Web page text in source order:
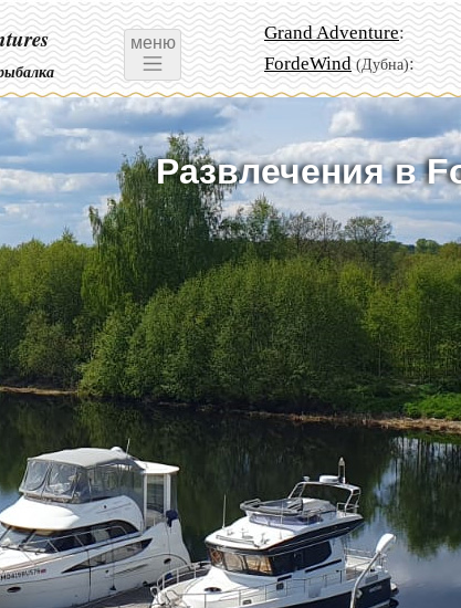
меню Grand Adventure:
FordeWind (Дубна):
Развлечения в